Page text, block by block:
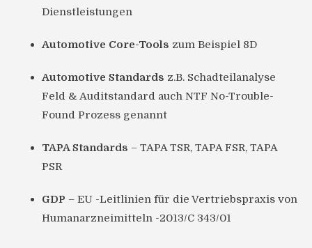
Dienstleistungen
Automotive Core-Tools zum Beispiel 8D
Automotive Standards z.B. Schadteilanalyse
Feld & Auditstandard auch NTF No-Trouble-
Found Prozess genannt
TAPA Standards – TAPA TSR, TAPA FSR, TAPA
PSR
GDP – EU -Leitlinien für die Vertriebspraxis von
Humanarzneimitteln -2013/C 343/01